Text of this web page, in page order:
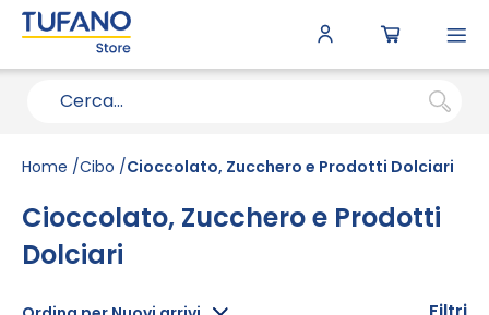
Home Cibo Cioccolato, Zucchero e Prodotti Dolciari
Cioccolato, Zucchero e Prodotti
Dolciari